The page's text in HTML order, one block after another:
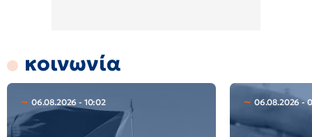
κοινωνία
06.08.2026 - 10:02 06.08.2026 -